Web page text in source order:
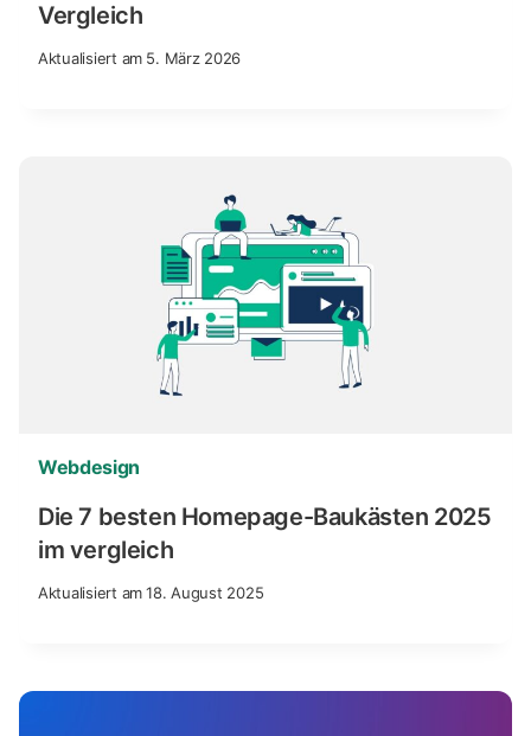
Vergleich
Aktualisiert am 5. März 2026
Webdesign
Die 7 besten Homepage-Baukästen 2025
im vergleich
Aktualisiert am 18. August 2025